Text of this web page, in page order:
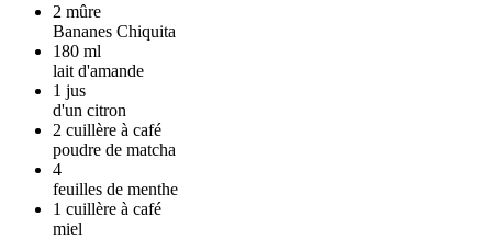
2 mûre
Bananes Chiquita
180 ml
lait d'amande
1 jus
d'un citron
2 cuillère à café
poudre de matcha
4
feuilles de menthe
1 cuillère à café
miel